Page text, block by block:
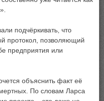
подчёркивать, что
протокол, позволяющий
предприятия или
объяснить факт её
По словам Ларса